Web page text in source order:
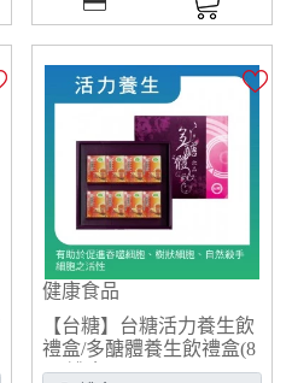
健康食品
【台糖】台糖活力養生飲
禮盒/多醣體養生飲禮盒(8
入/禮盒)(846608)